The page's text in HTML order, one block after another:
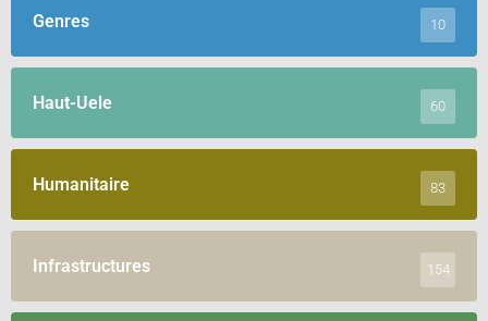
Genres 10
Haut-Uele 60
Humanitaire 83
Infrastructures 154